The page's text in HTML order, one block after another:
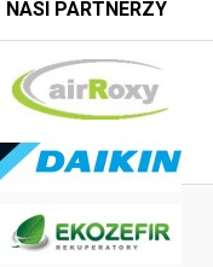
NASI PARTNERZY